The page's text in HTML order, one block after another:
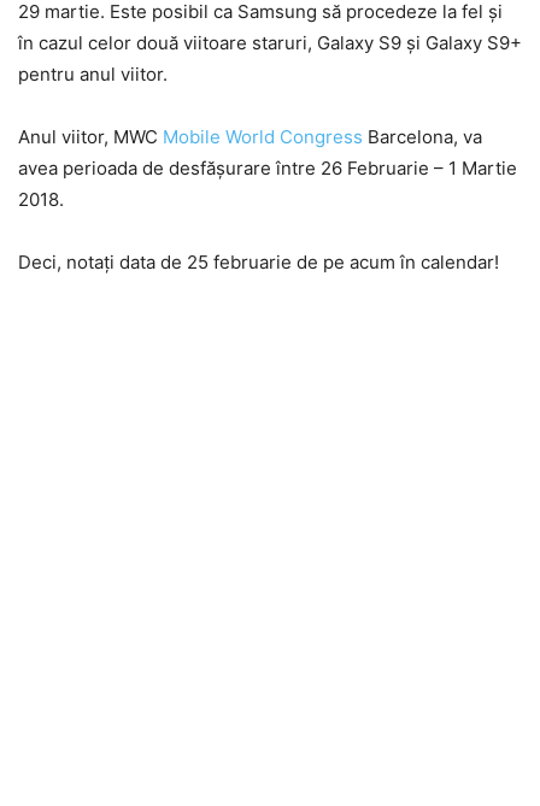
29 martie. Este posibil ca Samsung să procedeze la fel și
în cazul celor două viitoare staruri, Galaxy S9 și Galaxy S9+
pentru anul viitor.
Anul viitor, MWC Mobile World Congress Barcelona, va
avea perioada de desfășurare între 26 Februarie – 1 Martie
2018.
Deci, notați data de 25 februarie de pe acum în calendar!